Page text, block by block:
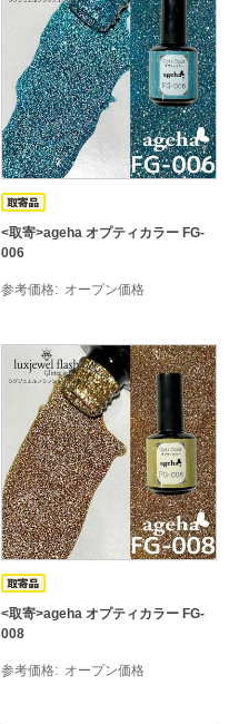
<取寄>ageha オプティカラー FG-
006
参考価格 オープン価格
<取寄>ageha オプティカラー FG-
008
参考価格 オープン価格